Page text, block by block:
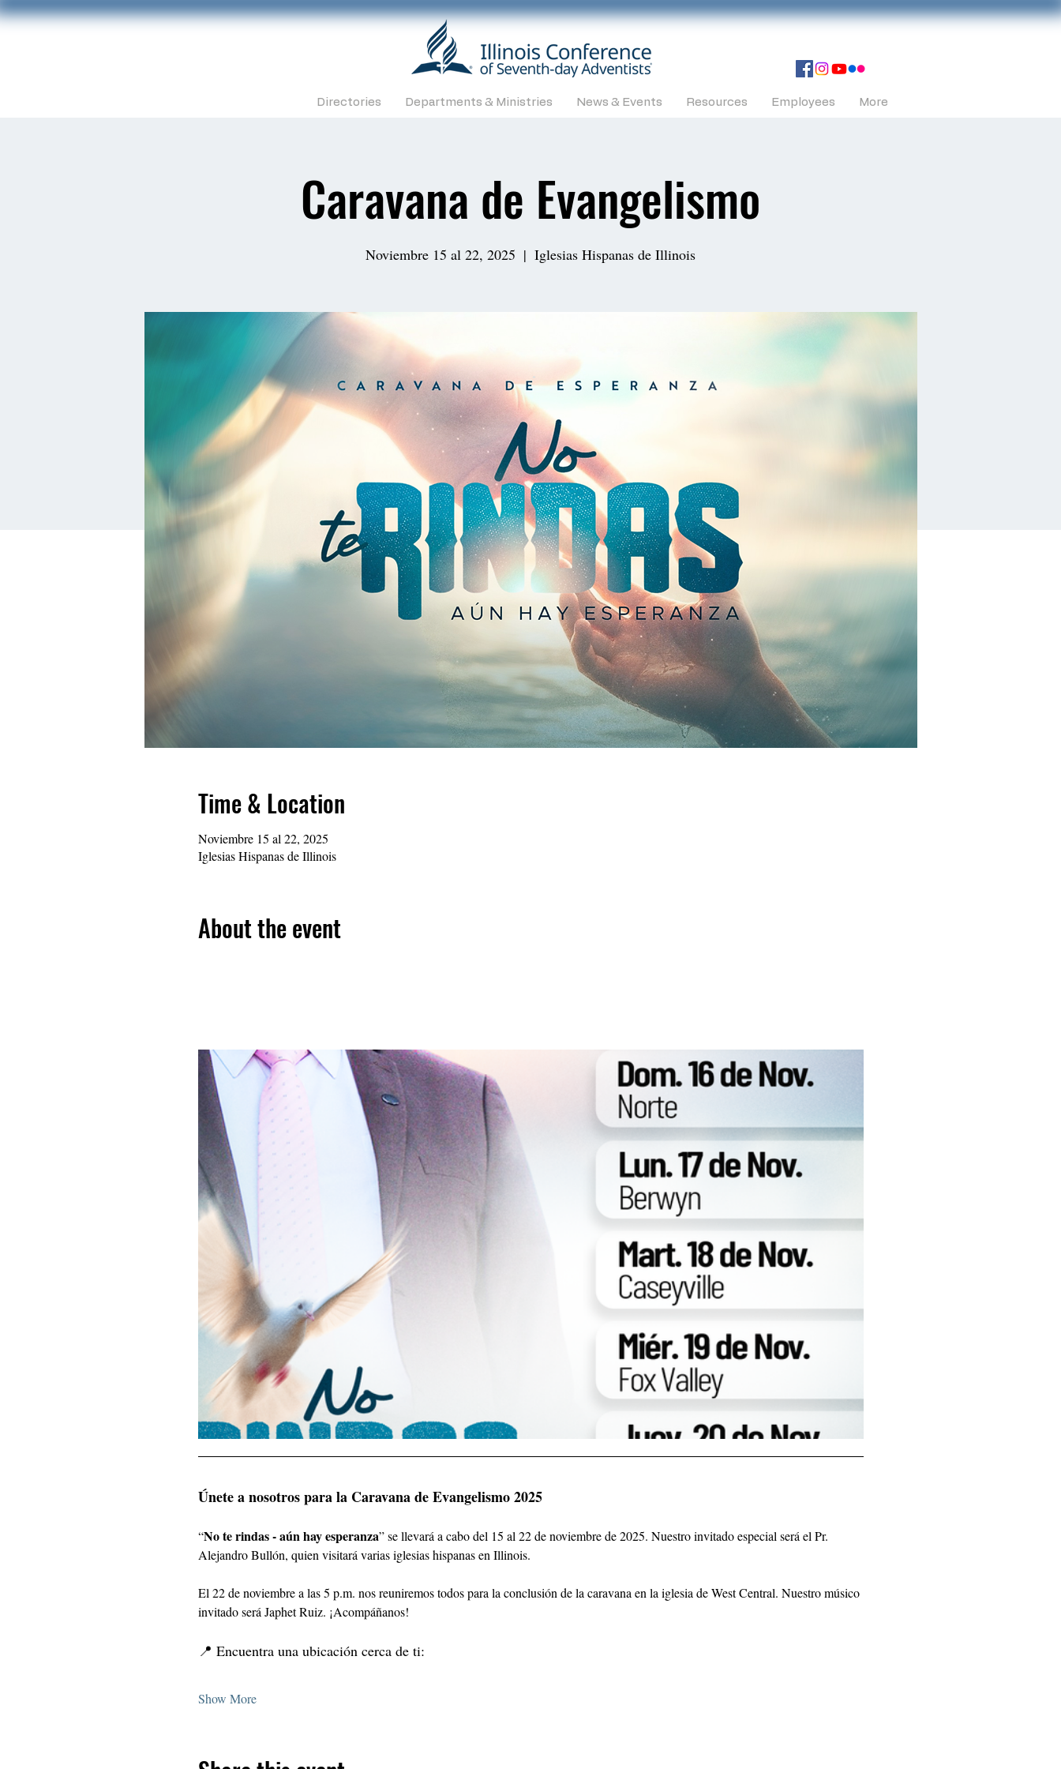
Directories Departments & Ministries News & Events Resources Employees More
Caravana de Evangelismo
Noviembre 15 al 22, 2025
  |
Iglesias Hispanas de Illinois
Time & Location
Noviembre 15 al 22, 2025
Iglesias Hispanas de Illinois
About the event
Únete a nosotros para la Caravana de Evangelismo 2025
“No te rindas - aún hay esperanza” se llevará a cabo del 15 al 22 de noviembre de 2025. Nuestro invitado especial será el Pr.
Alejandro Bullón, quien visitará varias iglesias hispanas en Illinois.
El 22 de noviembre a las 5 p.m. nos reuniremos todos para la conclusión de la caravana en la iglesia de West Central. Nuestro músico
invitado será Japhet Ruiz. ¡Acompáñanos!
📍 Encuentra una ubicación cerca de ti:
Show More